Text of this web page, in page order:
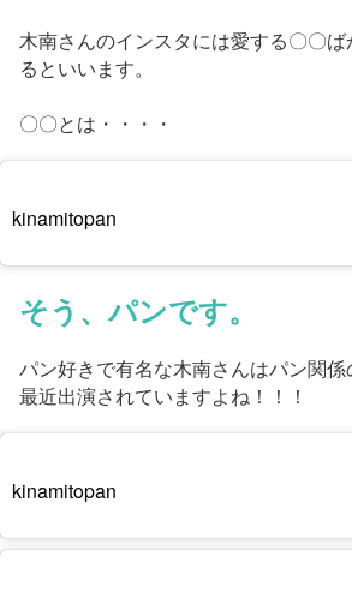
木南さんのインスタには愛する〇〇
るといいます。
〇〇とは・・・・
kinamitopan
そう、パンです。
パン好きで有名な木南さんはパン関
最近出演されていますよね！！！
kinamitopan